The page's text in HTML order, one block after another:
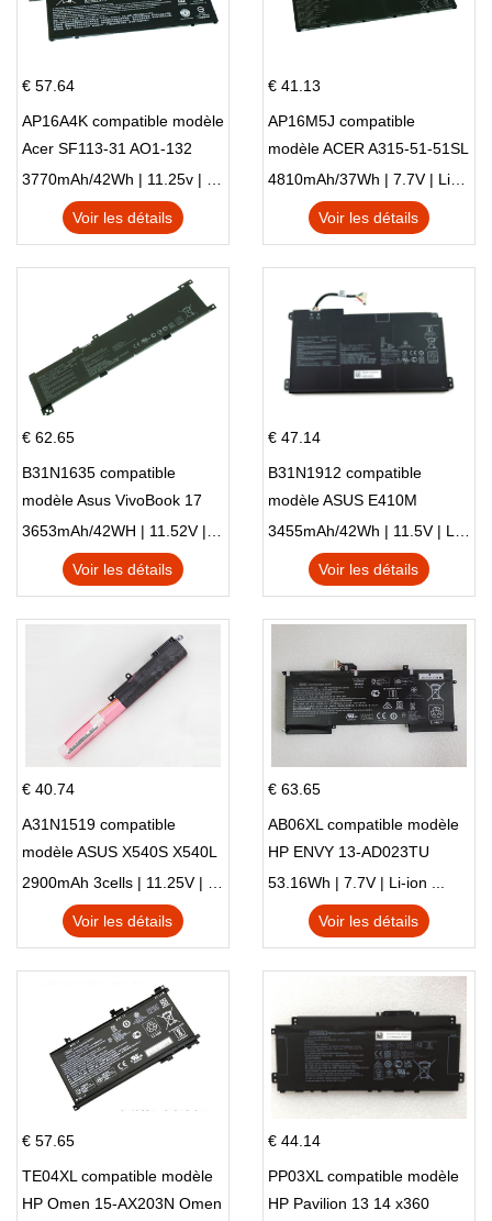
€ 57.64
AP16A4K compatible modèle
Acer SF113-31 AO1-132
NE132
3770mAh/42Wh | 11.25v | Li-ion ...
Voir les détails
€ 41.13
AP16M5J compatible
modèle ACER A315-51-51SL
N17Q1 SERIES
4810mAh/37Wh | 7.7V | Li-ion ...
Voir les détails
€ 62.65
B31N1635 compatible
modèle Asus VivoBook 17
X705NC X705UA X705UV
X705UN X705UD
3653mAh/42WH | 11.52V | Li-ion ...
Voir les détails
€ 47.14
B31N1912 compatible
modèle ASUS E410M
E410MA L410MA
3455mAh/42Wh | 11.5V | Li-ion ...
Voir les détails
€ 40.74
A31N1519 compatible
modèle ASUS X540S X540L
X540LA-SI302 X540SA
X540S
2900mAh 3cells | 11.25V | Li-ion ...
Voir les détails
€ 63.65
AB06XL compatible modèle
HP ENVY 13-AD023TU
HSTNN-DB8C 921438-855
TPN-I128
53.16Wh | 7.7V | Li-ion ...
Voir les détails
€ 57.65
TE04XL compatible modèle
HP Omen 15-AX203N Omen
€ 44.14
PP03XL compatible modèle
HP Pavilion 13 14 x360